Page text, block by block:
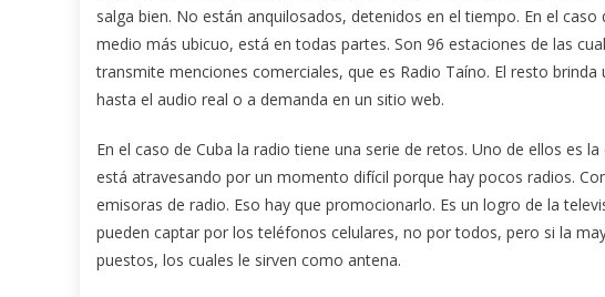
salga bien. No están anquilosados, detenidos en el tiempo. En el
medio más ubicuo, está en todas partes. Son 96 estaciones de las
transmite menciones comerciales, que es Radio Taíno. El resto
hasta el audio real o a demanda en un sitio web.
En el caso de Cuba la radio tiene una serie de retos. Uno de ellos es
está atravesando por un momento difícil porque hay pocos radios.
emisoras de radio. Eso hay que promocionarlo. Es un logro de la
pueden captar por los teléfonos celulares, no por todos, pero si la
puestos, los cuales le sirven como antena.